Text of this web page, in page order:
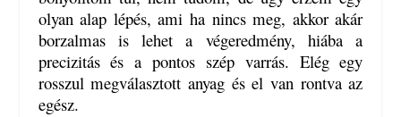
olyan alap lépés, ami ha nincs meg, akkor akár
borzalmas is lehet a végeredmény, hiába a
precizitás és a pontos szép varrás. Elég egy
rosszul megválasztott anyag és el van rontva az
egész.